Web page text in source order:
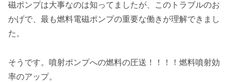
磁ポンプは大事なのは知ってましたが、このトラブルのお
かげで、最も燃料電磁ポンプの重要な働きが理解できまし
た。
そうです。噴射ポンプへの燃料の圧送！！！！燃料噴射効
率のアップ。